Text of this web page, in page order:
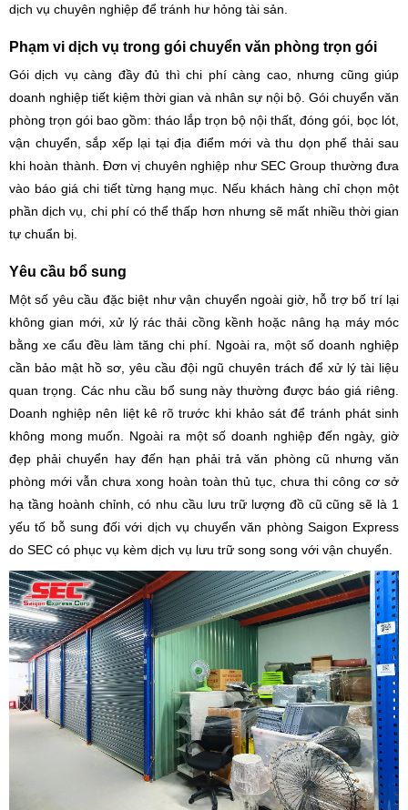
dịch vụ chuyên nghiệp để tránh hư hỏng tài sản.
Phạm vi dịch vụ trong gói chuyển văn phòng trọn gói
Gói dịch vụ càng đầy đủ thì chi phí càng cao, nhưng cũng giúp
doanh nghiệp tiết kiệm thời gian và nhân sự nội bộ. Gói chuyển văn
phòng trọn gói bao gồm: tháo lắp trọn bộ nội thất, đóng gói, bọc lót,
vận chuyển, sắp xếp lại tại địa điểm mới và thu dọn phế thải sau
khi hoàn thành. Đơn vị chuyên nghiệp như SEC Group thường đưa
vào báo giá chi tiết từng hạng mục. Nếu khách hàng chỉ chọn một
phần dịch vụ, chi phí có thể thấp hơn nhưng sẽ mất nhiều thời gian
tự chuẩn bị.
Yêu cầu bổ sung
Một số yêu cầu đặc biệt như vận chuyển ngoài giờ, hỗ trợ bố trí lại
không gian mới, xử lý rác thải cồng kềnh hoặc nâng hạ máy móc
bằng xe cẩu đều làm tăng chi phí. Ngoài ra, một số doanh nghiệp
cần bảo mật hồ sơ, yêu cầu đội ngũ chuyên trách để xử lý tài liệu
quan trọng. Các nhu cầu bổ sung này thường được báo giá riêng.
Doanh nghiệp nên liệt kê rõ trước khi khảo sát để tránh phát sinh
không mong muốn. Ngoài ra một số doanh nghiệp đến ngày, giờ
đẹp phải chuyển hay đến hạn phải trả văn phòng cũ nhưng văn
phòng mới vẫn chưa xong hoàn toàn thủ tục, chưa thi công cơ sở
hạ tầng hoành chỉnh, có nhu cầu lưu trữ lượng đồ cũ cũng sẽ là 1
yếu tố bỗ sung đối với dịch vụ chuyển văn phòng Saigon Express
do SEC có phục vụ kèm dịch vụ lưu trữ song song với vận chuyển.